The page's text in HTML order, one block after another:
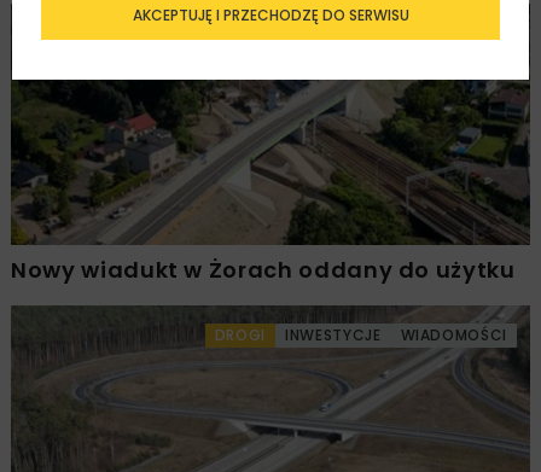
Nowy wiadukt w Żorach oddany do użytku
DROGI INWESTYCJE WIADOMOŚCI
AKCEPTUJĘ I PRZECHODZĘ DO SERWISU